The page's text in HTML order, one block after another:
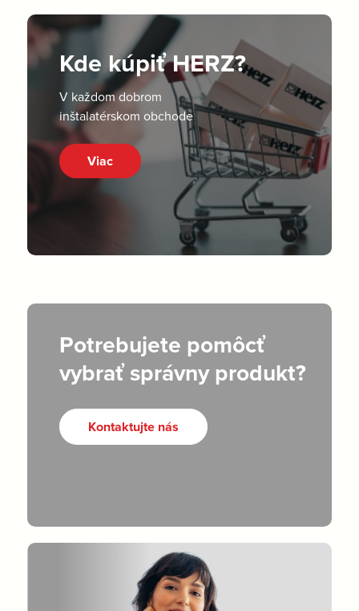
Kde kúpiť HERZ?
V každom dobrom
inštalatérskom obchode
Viac
Potrebujete pomôcť
vybrať správny produkt?
Kontaktujte nás